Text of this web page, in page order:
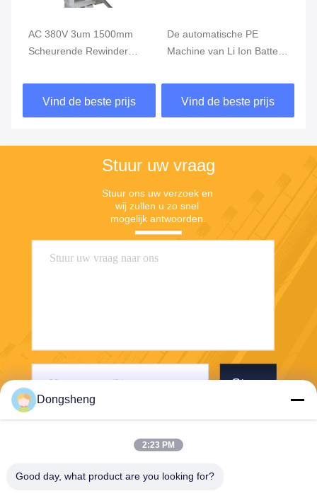
AC 380V 3um 1500mm
Scheurende Rewinder
die Machine scheuren
Vind de beste prijs
De automatische PE
Machine van Li Ion Battery
Vind de beste prijs
Stuur uw vraag
Stuur ons uw verzoek en
wij zullen u zo snel
mogelijk antwoorden.
Stuur
Dongsheng
2:23 PM
Good day, what product are you looking for?